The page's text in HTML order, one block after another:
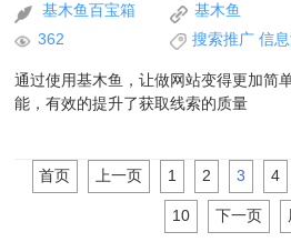
基木鱼百宝箱
基木鱼
362
搜索推广 信
通过使用基木鱼，让做网站变得更加简
能，有效的提升了获取线索的质量
首页 上一页 1 2 3 4
10 下一页